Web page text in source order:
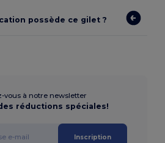
possède ce gilet ?
vous à notre newsletter
réductions spéciales!
Inscription